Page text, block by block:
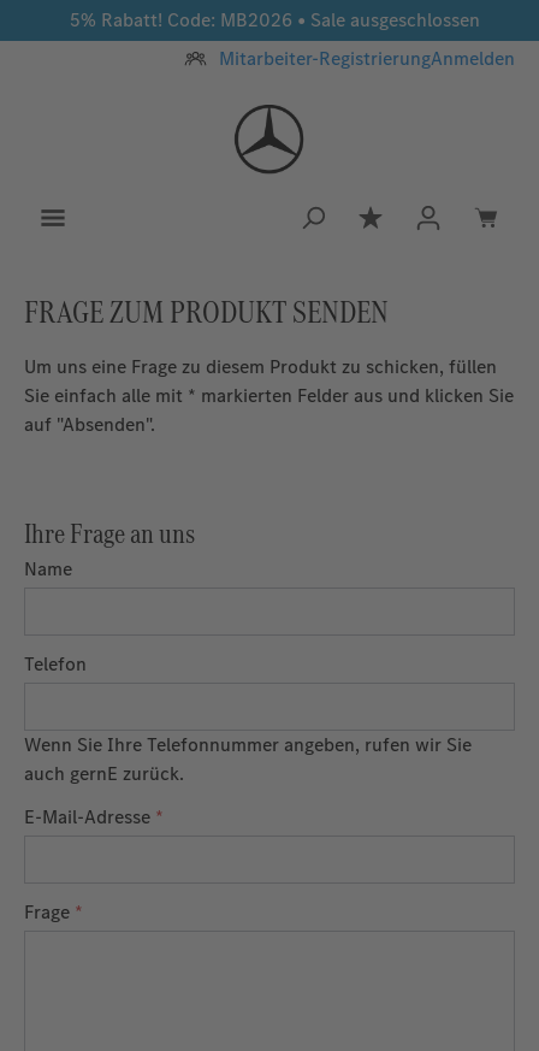
Zum Hauptinhalt springen
5% Rabatt! Code: MB2026 • Sale ausgeschlossen
Mitarbeiter-RegistrierungAnmelden
Du hast 0
FRAGE ZUM PRODUKT SENDEN
Um uns eine Frage zu diesem Produkt zu schicken, füllen
Sie einfach alle mit * markierten Felder aus und klicken Sie
auf "Absenden".
Ihre Frage an uns
Name
Telefon
Wenn Sie Ihre Telefonnummer angeben, rufen wir Sie
auch gernE zurück.
E-Mail-Adresse *
Frage *